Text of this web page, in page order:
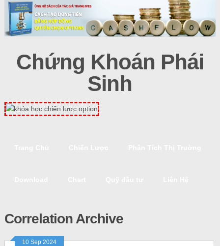
Chứng Khoán Phái
Sinh
Correlation Archive
10 Sep 2024